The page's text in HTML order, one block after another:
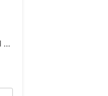
Solar Yellow Pearl Metallic / Cosmic Black Pearl Metallic